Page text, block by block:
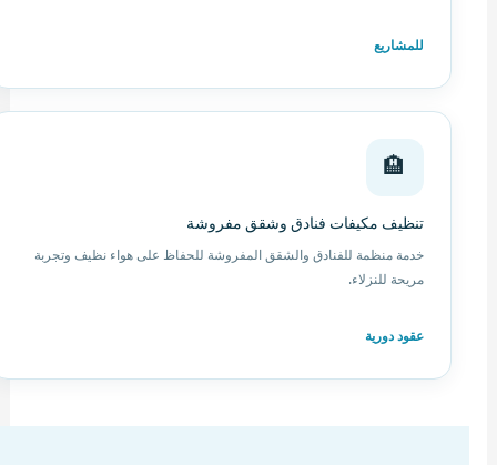
للمشاريع
🏨
تنظيف مكيفات فنادق وشقق مفروشة
خدمة منظمة للفنادق والشقق المفروشة للحفاظ على هواء نظيف وتجربة
مريحة للنزلاء.
عقود دورية